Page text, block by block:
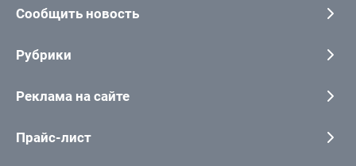
Сообщить новость
Рубрики
Реклама на сайте
Прайс-лист